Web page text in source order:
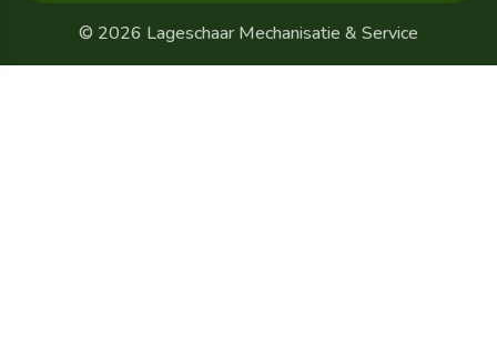
© 2026 Lageschaar Mechanisatie & Service